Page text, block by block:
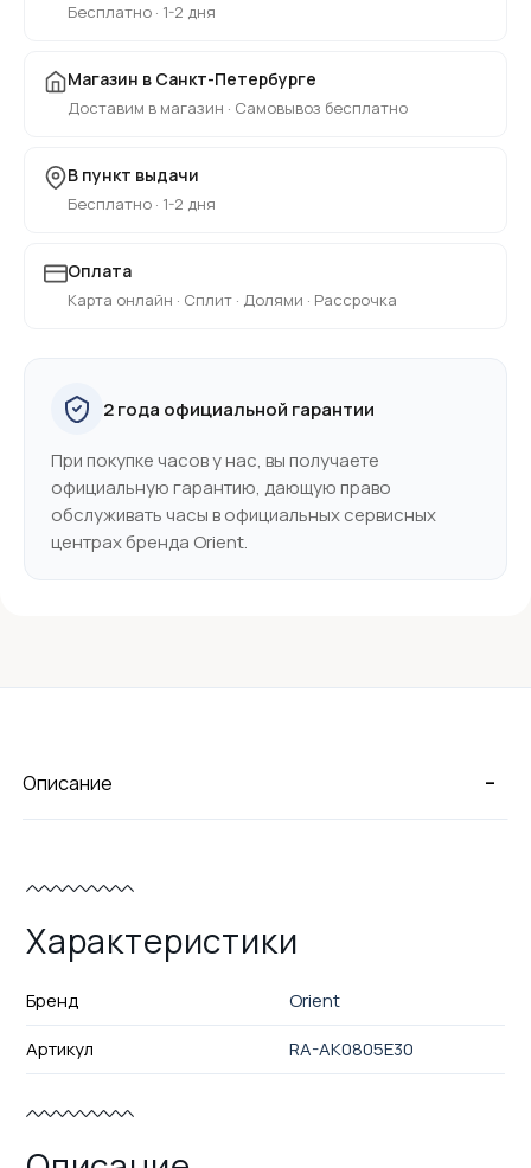
Бесплатно · 1-2 дня
Магазин в Санкт-Петербурге
Доставим в магазин · Самовывоз бесплатно
В пункт выдачи
Бесплатно · 1-2 дня
Оплата
Карта онлайн · Сплит · Долями · Рассрочка
2 года официальной гарантии
При покупке часов у нас, вы получаете
официальную гарантию, дающую право
обслуживать часы в официальных сервисных
центрах бренда Orient.
-
Описание
Характеристики
Бренд
Orient
Артикул
RA-AK0805E30